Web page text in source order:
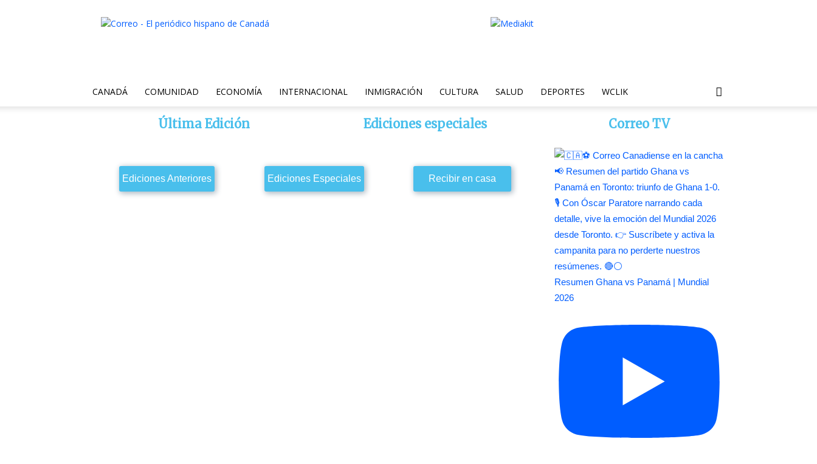
Correo
CANADÁ COMUNIDAD ECONOMÍA INTERNACIONAL INMIGRACIÓN CULTURA SALUD DEPORTES WCLIK
Última Edición Ediciones especiales
Ediciones Anteriores Ediciones Especiales Recibir en casa
Correo TV
Resumen Ghana vs Panamá | Mundial
2026